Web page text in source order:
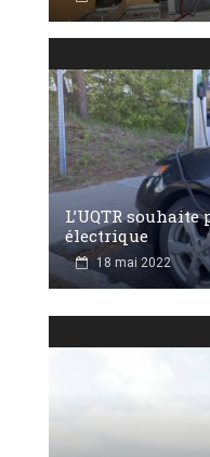
L’UQTR
électrique
18 mai 2022